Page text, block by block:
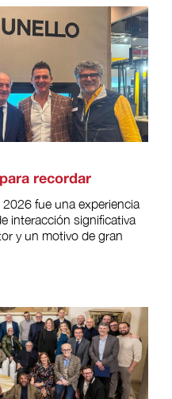
recordar
fue una experiencia
interacción significativa
y un motivo de gran